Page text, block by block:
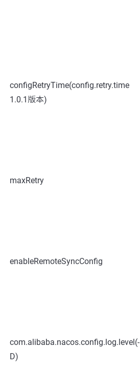
configRetryTime(config.retry.time
1.0.1版本)
maxRetry
enableRemoteSyncConfig
com.alibaba.nacos.config.log.level(-
D)